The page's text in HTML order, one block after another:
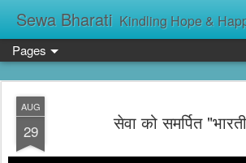
Sewa Bharati Kindling Hope & Happiness Around सेवा भारती சேவாபாரதி సేవా
Pages
AUG
29 सेवा को समर्पित